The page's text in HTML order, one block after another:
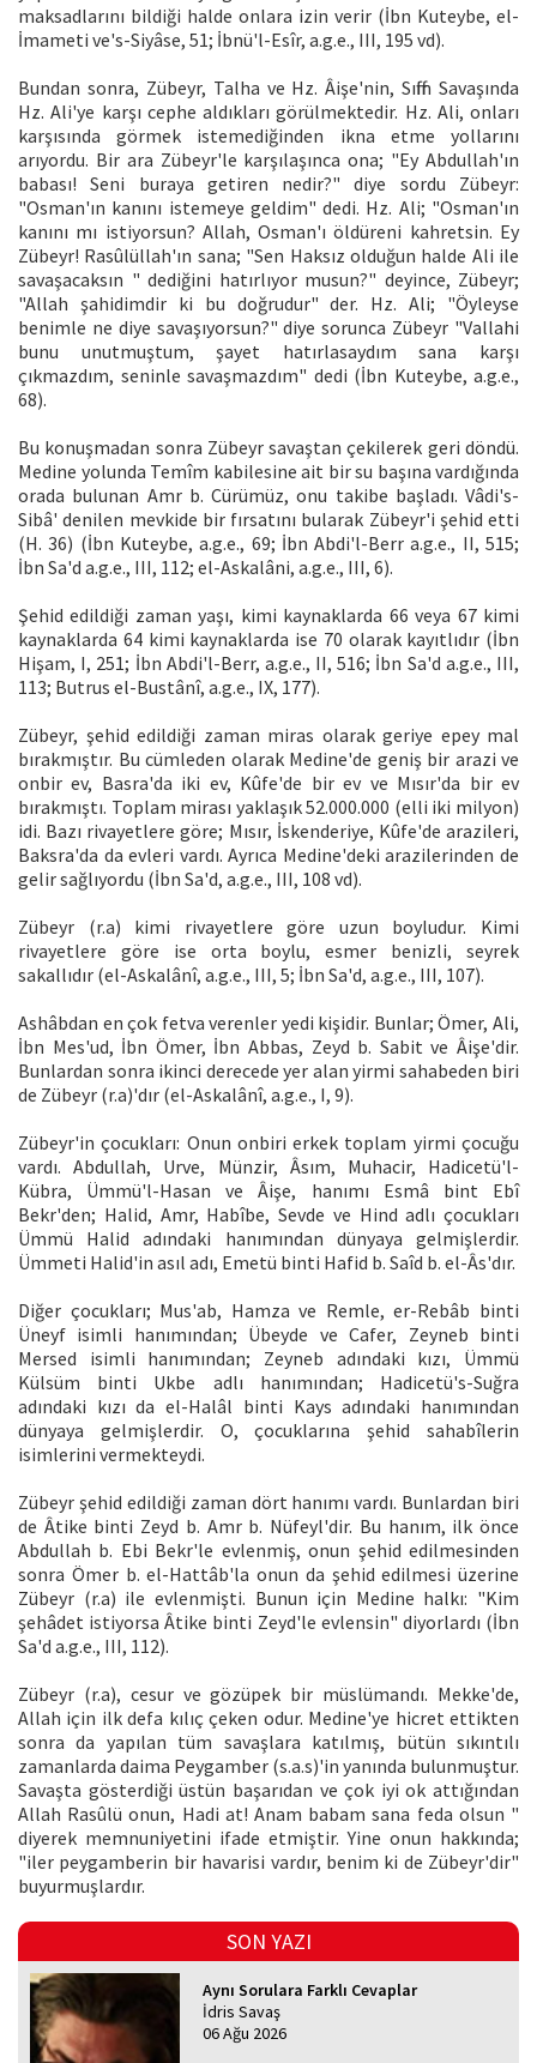
maksadlarını bildiği halde onlara izin verir (İbn Kuteybe, el-
İmameti ve's-Siyâse, 51; İbnü'l-Esîr, a.g.e., III, 195 vd).
Bundan sonra, Zübeyr, Talha ve Hz. Âişe'nin, Sıffin Savaşında
Hz. Ali'ye karşı cephe aldıkları görülmektedir. Hz. Ali, onları
karşısında görmek istemediğinden ikna etme yollarını
arıyordu. Bir ara Zübeyr'le karşılaşınca ona; "Ey Abdullah'ın
babası! Seni buraya getiren nedir?" diye sordu Zübeyr:
"Osman'ın kanını istemeye geldim" dedi. Hz. Ali; "Osman'ın
kanını mı istiyorsun? Allah, Osman'ı öldüreni kahretsin. Ey
Zübeyr! Rasûlüllah'ın sana; "Sen Haksız olduğun halde Ali ile
savaşacaksın " dediğini hatırlıyor musun?" deyince, Zübeyr;
"Allah şahidimdir ki bu doğrudur" der. Hz. Ali; "Öyleyse
benimle ne diye savaşıyorsun?" diye sorunca Zübeyr "Vallahi
bunu unutmuştum, şayet hatırlasaydım sana karşı
çıkmazdım, seninle savaşmazdım" dedi (İbn Kuteybe, a.g.e.,
68).
Bu konuşmadan sonra Zübeyr savaştan çekilerek geri döndü.
Medine yolunda Temîm kabilesine ait bir su başına vardığında
orada bulunan Amr b. Cürümüz, onu takibe başladı. Vâdi's-
Sibâ' denilen mevkide bir fırsatını bularak Zübeyr'i şehid etti
(H. 36) (İbn Kuteybe, a.g.e., 69; İbn Abdi'l-Berr a.g.e., II, 515;
İbn Sa'd a.g.e., III, 112; el-Askalâni, a.g.e., III, 6).
Şehid edildiği zaman yaşı, kimi kaynaklarda 66 veya 67 kimi
kaynaklarda 64 kimi kaynaklarda ise 70 olarak kayıtlıdır (İbn
Hişam, I, 251; İbn Abdi'l-Berr, a.g.e., II, 516; İbn Sa'd a.g.e., III,
113; Butrus el-Bustânî, a.g.e., IX, 177).
Zübeyr, şehid edildiği zaman miras olarak geriye epey mal
bırakmıştır. Bu cümleden olarak Medine'de geniş bir arazi ve
onbir ev, Basra'da iki ev, Kûfe'de bir ev ve Mısır'da bir ev
bırakmıştı. Toplam mirası yaklaşık 52.000.000 (elli iki milyon)
idi. Bazı rivayetlere göre; Mısır, İskenderiye, Kûfe'de arazileri,
Baksra'da da evleri vardı. Ayrıca Medine'deki arazilerinden de
gelir sağlıyordu (İbn Sa'd, a.g.e., III, 108 vd).
Zübeyr (r.a) kimi rivayetlere göre uzun boyludur. Kimi
rivayetlere göre ise orta boylu, esmer benizli, seyrek
sakallıdır (el-Askalânî, a.g.e., III, 5; İbn Sa'd, a.g.e., III, 107).
Ashâbdan en çok fetva verenler yedi kişidir. Bunlar; Ömer, Ali,
İbn Mes'ud, İbn Ömer, İbn Abbas, Zeyd b. Sabit ve Âişe'dir.
Bunlardan sonra ikinci derecede yer alan yirmi sahabeden biri
de Zübeyr (r.a)'dır (el-Askalânî, a.g.e., I, 9).
Zübeyr'in çocukları: Onun onbiri erkek toplam yirmi çocuğu
vardı. Abdullah, Urve, Münzir, Âsım, Muhacir, Hadicetü'l-
Kübra, Ümmü'l-Hasan ve Âişe, hanımı Esmâ bint Ebî
Bekr'den; Halid, Amr, Habîbe, Sevde ve Hind adlı çocukları
Ümmü Halid adındaki hanımından dünyaya gelmişlerdir.
Ümmeti Halid'in asıl adı, Emetü binti Hafid b. Saîd b. el-Âs'dır.
Diğer çocukları; Mus'ab, Hamza ve Remle, er-Rebâb binti
Üneyf isimli hanımından; Übeyde ve Cafer, Zeyneb binti
Mersed isimli hanımından; Zeyneb adındaki kızı, Ümmü
Külsüm binti Ukbe adlı hanımından; Hadicetü's-Suğra
adındaki kızı da el-Halâl binti Kays adındaki hanımından
dünyaya gelmişlerdir. O, çocuklarına şehid sahabîlerin
isimlerini vermekteydi.
Zübeyr şehid edildiği zaman dört hanımı vardı. Bunlardan biri
de Âtike binti Zeyd b. Amr b. Nüfeyl'dir. Bu hanım, ilk önce
Abdullah b. Ebi Bekr'le evlenmiş, onun şehid edilmesinden
sonra Ömer b. el-Hattâb'la onun da şehid edilmesi üzerine
Zübeyr (r.a) ile evlenmişti. Bunun için Medine halkı: "Kim
şehâdet istiyorsa Âtike binti Zeyd'le evlensin" diyorlardı (İbn
Sa'd a.g.e., III, 112).
Zübeyr (r.a), cesur ve gözüpek bir müslümandı. Mekke'de,
Allah için ilk defa kılıç çeken odur. Medine'ye hicret ettikten
sonra da yapılan tüm savaşlara katılmış, bütün sıkıntılı
zamanlarda daima Peygamber (s.a.s)'in yanında bulunmuştur.
Savaşta gösterdiği üstün başarıdan ve çok iyi ok attığından
Allah Rasûlü onun, Hadi at! Anam babam sana feda olsun "
diyerek memnuniyetini ifade etmiştir. Yine onun hakkında;
"iler peygamberin bir havarisi vardır, benim ki de Zübeyr'dir"
buyurmuşlardır.
SON YAZI
Aynı Sorulara Farklı Cevaplar
İdris Savaş
06 Ağu 2026